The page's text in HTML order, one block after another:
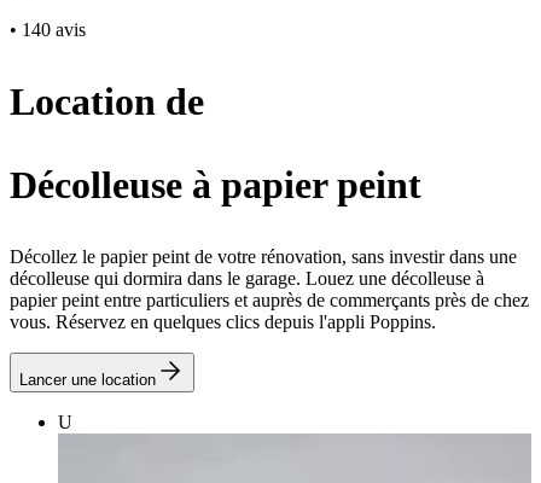
• 140 avis
Location de
Décolleuse à papier peint
Décollez le papier peint de votre rénovation, sans investir dans une
décolleuse qui dormira dans le garage. Louez une décolleuse à
papier peint entre particuliers et auprès de commerçants près de chez
vous. Réservez en quelques clics depuis l'appli Poppins.
Lancer une location
U